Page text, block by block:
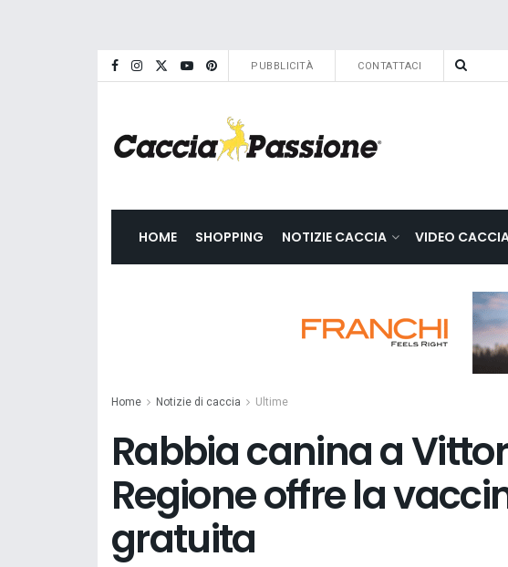
PUBBLICITÀ CONTATTACI
HOME SHOPPING NOTIZIE CACCIA VIDEO
Home Notizie di caccia Ultime
Rabbia canina a
Regione offre la
gratuita